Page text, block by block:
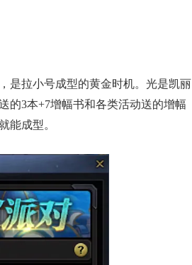
是拉小号成型的黄金时机。光是凯丽
的3本+7增幅书和各类活动送的增幅
能成型。